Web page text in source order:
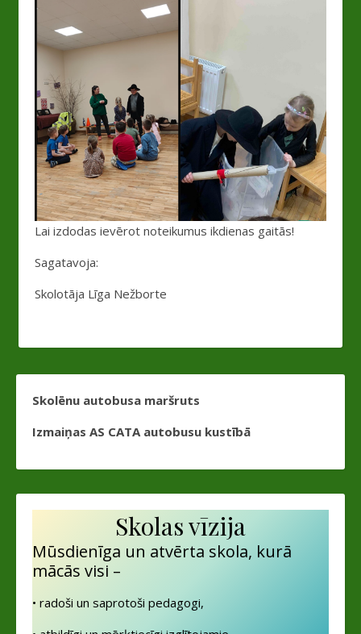
Lai izdodas ievērot noteikumus ikdienas gaitās!
Sagatavoja:
Skolotāja Līga Nežborte
Skolēnu autobusa maršruts
Izmaiņas AS CATA autobusu kustībā
Skolas vīzija
Mūsdienīga un atvērta skola, kurā
mācās visi –
• radoši un saprotoši pedagogi,